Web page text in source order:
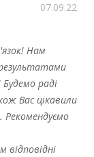
07.09.22
Нам
Будемо раді
Вас цікавили
Рекомендуємо
відповідні